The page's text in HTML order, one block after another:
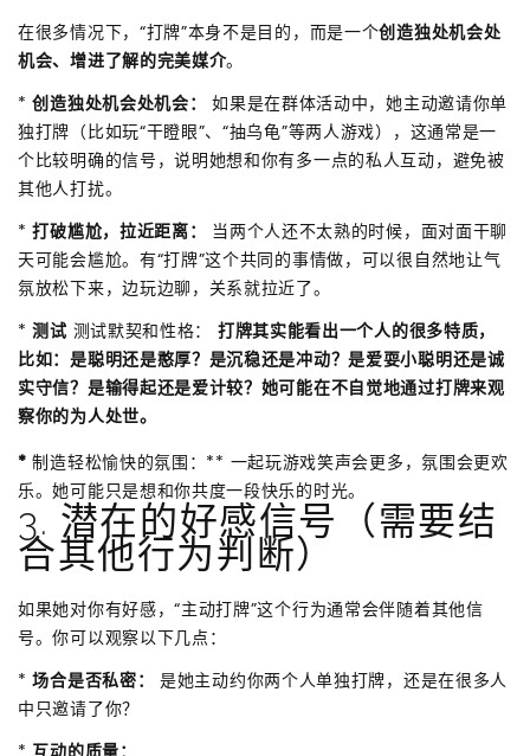
在很多情况下，“打牌”本身不是目的，而是一个创造独处机会处
机会、增进了解的完美媒介。
*创造独处机会处机会：
如果是在群体活动中，她主动邀请你单
独打牌（比如玩“干瞪眼”、“抽乌龟”等两人游戏），这通常是一
个比较明确的信号，说明她想和你有多一点的私人互动，避免被
其他人打扰。
*打破尴尬，拉近距离：
当两个人还不太熟的时候，面对面干聊
天可能会尴尬。有“打牌”这个共同的事情做，可以很自然地让气
氛放松下来，边玩边聊，关系就拉近了。
*测试 测试默契和性格：
打牌其实能看出一个人的很多特质，
比如：是聪明还是憨厚？是沉稳还是冲动？是爱耍小聪明还是诚
实守信？是输得起还是爱计较？她可能在不自觉地通过打牌来观
察你的为人处世。
*制造轻松愉快的氛围：** 一起玩游戏笑声会更多，氛围会更欢
乐。她可能只是想和你共度一段快乐的时光。
3. 潜在的好感信号（需要结
合其他行为判断）
如果她对你有好感，“主动打牌”这个行为通常会伴随着其他信
号。你可以观察以下几点：
*场合是否私密：
是她主动约你两个人单独打牌，还是在很多人
中只邀请了你？
*互动的质量：